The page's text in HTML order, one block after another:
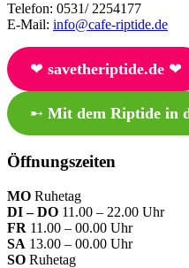
Telefon: 0531/ 2254177
E-Mail: info@cafe-riptide.de
❤︎ savetheriptide.de❤︎
➸ Mit dem Riptide in
Öffnungszeiten
MO Ruhetag
DI – DO 11.00 – 22.00 Uhr
FR 11.00 – 00.00 Uhr
SA 13.00 – 00.00 Uhr
SO Ruhetag